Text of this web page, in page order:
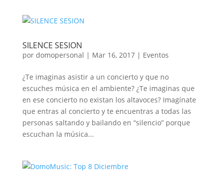
SILENCE SESION
por domopersonal | Mar 16, 2017| Eventos
¿Te imaginas asistir a un concierto y que no
escuches música en el ambiente? ¿Te imaginas que
en ese concierto no existan los altavoces? Imagínate
que entras al concierto y te encuentras a todas las
personas saltando y bailando en “silencio” porque
escuchan la música...